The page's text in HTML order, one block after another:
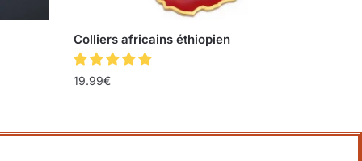
Colliers africains éthiopien
19.99€